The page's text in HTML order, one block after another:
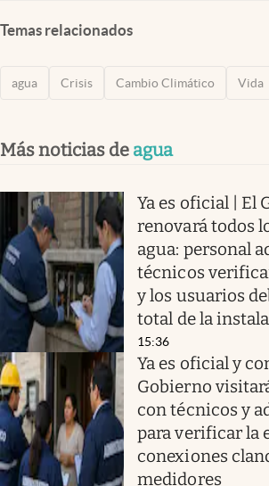
Temas relacionados
agua Crisis Cambio Climático Vida
Más noticias de agua
Ya es oficial | El
renovará todos
agua: personal
técnicos
y los usuarios
total de la
15:36
Ya es oficial y
Gobierno
con técnicos y
para verificar la
conexiones
medidores